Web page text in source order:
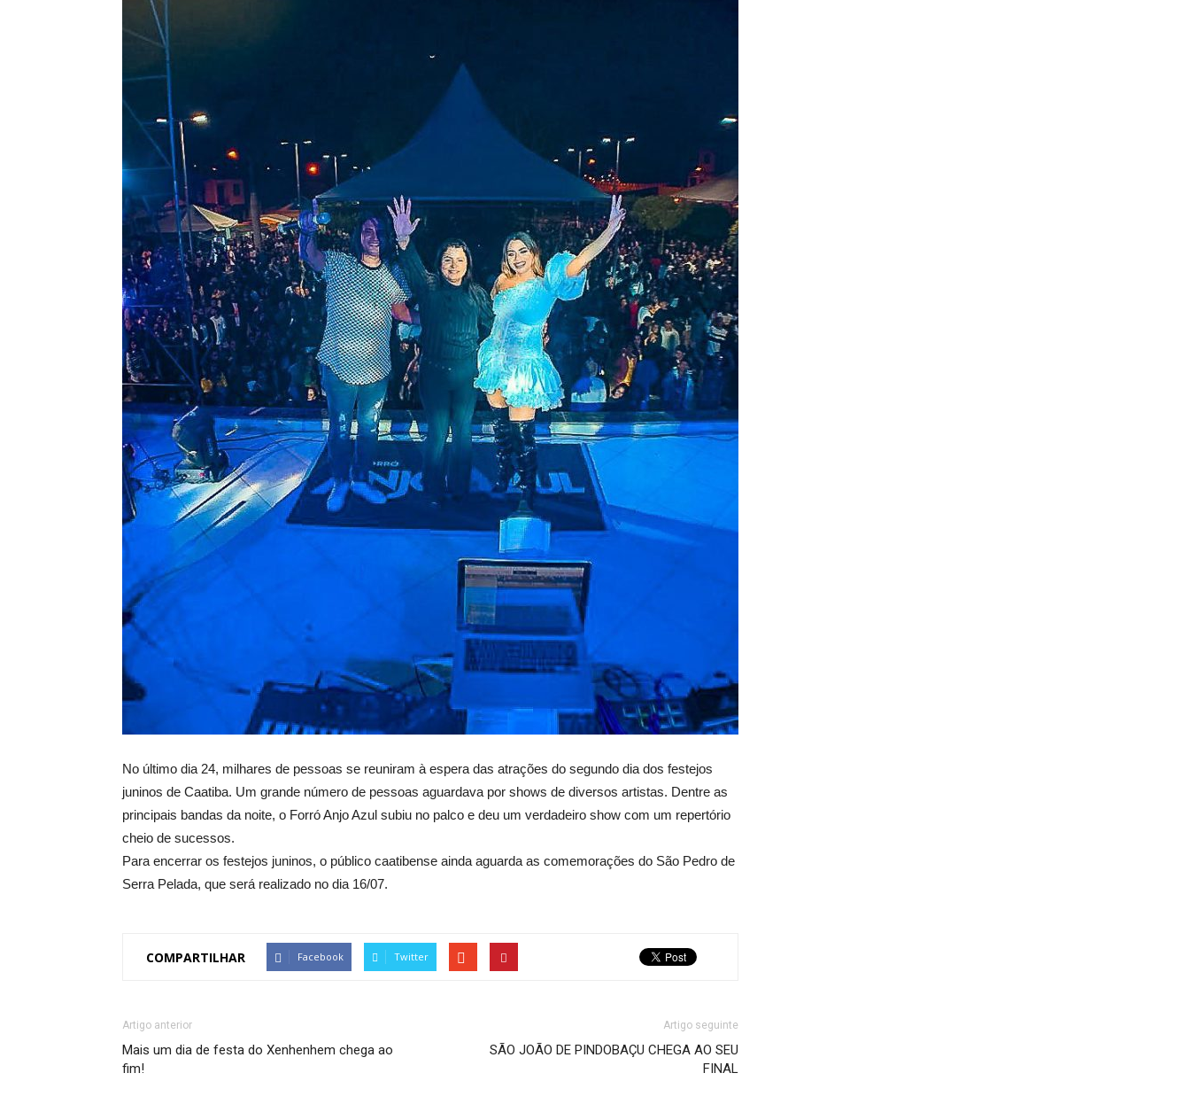
No último dia 24, milhares de pessoas se reuniram à espera das atrações do segundo dia dos festejos
juninos de Caatiba. Um grande número de pessoas aguardava por shows de diversos artistas. Dentre as
principais bandas da noite, o Forró Anjo Azul subiu no palco e deu um verdadeiro show com um repertório
cheio de sucessos.
Para encerrar os festejos juninos, o público caatibense ainda aguarda as comemorações do São Pedro de
Serra Pelada, que será realizado no dia 16/07.
COMPARTILHAR Facebook Twitter
Artigo anterior
Mais um dia de festa do Xenhenhem chega ao
fim!
Artigo seguinte
SÃO JOÃO DE PINDOBAÇU CHEGA AO SEU
FINAL